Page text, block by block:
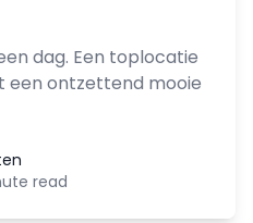
dag. Een toplocatie
een ontzettend mooie
read